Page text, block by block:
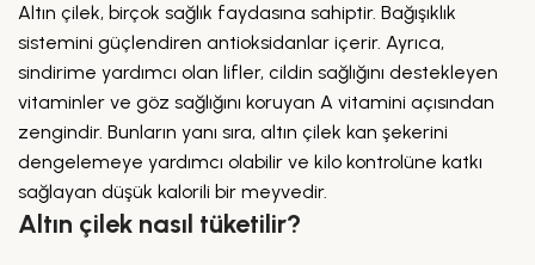
Altın çilek, birçok sağlık faydasına sahiptir. Bağışıklık
sistemini güçlendiren antioksidanlar içerir. Ayrıca,
sindirime yardımcı olan lifler, cildin sağlığını destekleyen
vitaminler ve göz sağlığını koruyan A vitamini açısından
zengindir. Bunların yanı sıra, altın çilek kan şekerini
dengelemeye yardımcı olabilir ve kilo kontrolüne katkı
sağlayan düşük kalorili bir meyvedir.
Altın çilek nasıl tüketilir?